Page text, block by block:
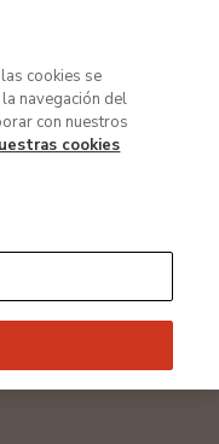
MENÚ
cookies se
navegación del
con nuestros
cookies